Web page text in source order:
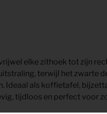
elke zithoek tot zijn
terwijl het zwarte
Ideaal als koffietafel,
tijdloos en perfect voor